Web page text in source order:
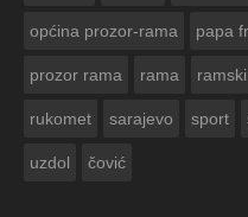
općina prozor-rama papa
prozor rama rama
rukomet sarajevo sport
uzdol čović